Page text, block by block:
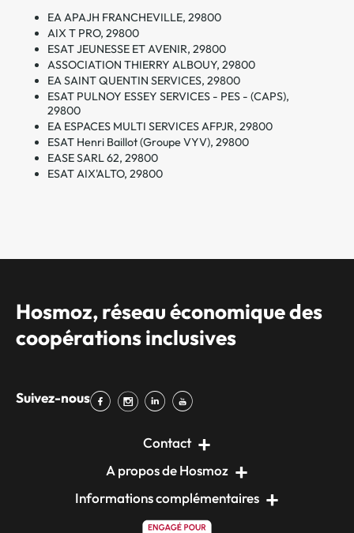
EA APAJH FRANCHEVILLE, 29800
AIX T PRO, 29800
ESAT JEUNESSE ET AVENIR, 29800
ASSOCIATION THIERRY ALBOUY, 29800
EA SAINT QUENTIN SERVICES, 29800
ESAT PULNOY ESSEY SERVICES - PES - (CAPS),
29800
EA ESPACES MULTI SERVICES AFPJR, 29800
ESAT Henri Baillot (Groupe VYV), 29800
EASE SARL 62, 29800
ESAT AIX'ALTO, 29800
Hosmoz, réseau économique des
coopérations inclusives
Suivez-nous
Contact
A propos de Hosmoz
Informations complémentaires